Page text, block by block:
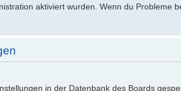
aktiviert wurden. Wenn du
in der Datenbank des Boards